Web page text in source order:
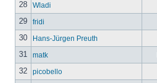
28 Wladi
29 fridi
30 Hans-Jürgen Preuth
31 matk
32 picobello